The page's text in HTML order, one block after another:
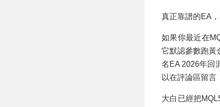
真正靠譜的EA
如果你最近在
它默認參數跑黃
名EA 2026年回
以在評論區留
大白已經把